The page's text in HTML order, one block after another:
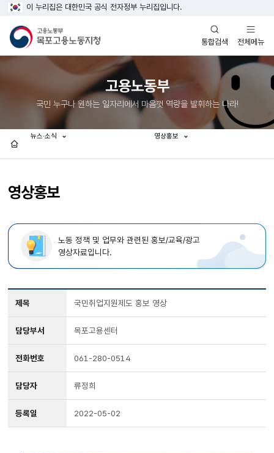
이 누리집은 대한민국 공식 전자정부 누리집입니다.
통합검색
열기
전체메뉴
열기
고용노동부
국민 누구나 원하는 일자리에서 마음껏 역량을 발휘하는 나라!
영상홍보
뉴스·소식 영상홍보
노동 정책 및 업무와 관련된 홍보/교육/광고
영상자료입니다.
제목 국민취업지원제도 홍보 영상
담당부서 목포고용센터
전화번호 061-280-0514
담당자 류정희
등록일 2022-05-02